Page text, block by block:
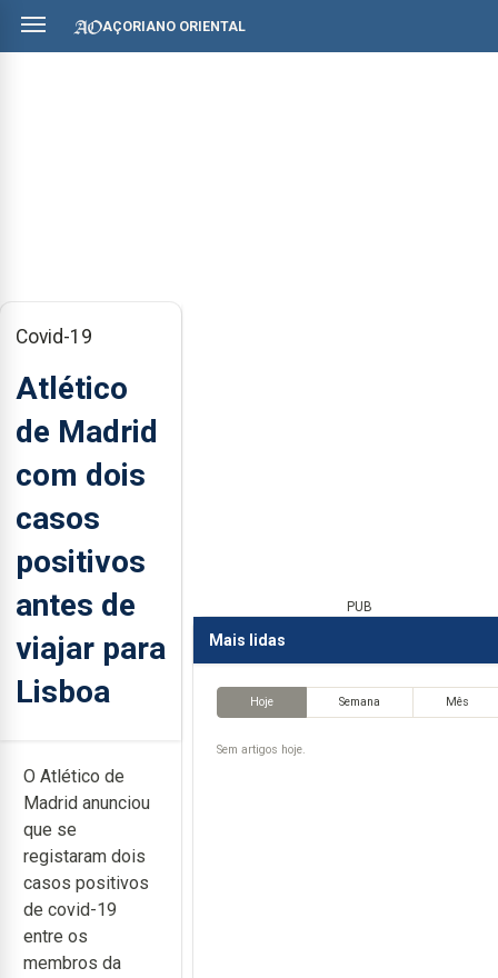
AÇORIANO ORIENTAL
Covid-19
Atlético
de Madrid
com dois
casos
positivos
antes de
viajar para
Lisboa
O Atlético de
Madrid anunciou
que se
registaram dois
casos positivos
de covid-19
entre os
membros da
PUB
Mais lidas
Hoje Semana Mês
Sem artigos hoje.